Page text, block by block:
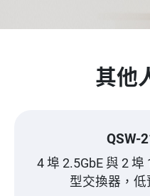
其他
QSW-
4 埠 2.5GbE 與 2 埠
型交換器，